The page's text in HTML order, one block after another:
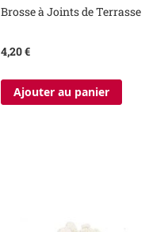
Brosse à Joints de Terrasse
4,20 €
Ajouter au panier